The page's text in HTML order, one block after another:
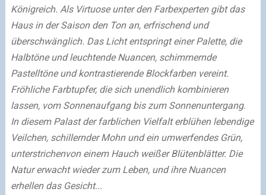
Königreich. Als Virtuose unter den Farbexperten gibt das
Haus in der Saison den Ton an, erfrischend und
überschwänglich. Das Licht entspringt einer Palette, die
Halbtöne und leuchtende Nuancen, schimmernde
Pastelltöne und kontrastierende Blockfarben vereint.
Fröhliche Farbtupfer, die sich unendlich kombinieren
lassen, vom Sonnenaufgang bis zum Sonnenuntergang.
In diesem Palast der farblichen Vielfalt erblühen lebendige
Veilchen, schillernder Mohn und ein umwerfendes Grün,
unterstrichenvon einem Hauch weißer Blütenblätter. Die
Natur erwacht wieder zum Leben, und ihre Nuancen
erhellen das Gesicht...